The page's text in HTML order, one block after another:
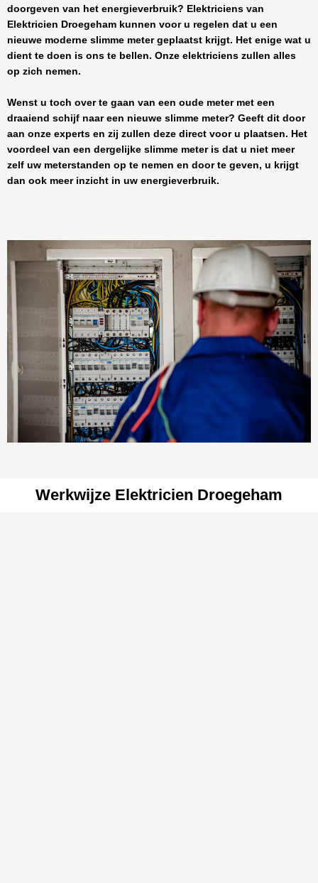
doorgeven van het energieverbruik? Elektriciens van
Elektricien Droegeham kunnen voor u regelen dat u een
nieuwe moderne slimme meter geplaatst krijgt. Het enige wat u
dient te doen is ons te bellen. Onze elektriciens zullen alles
op zich nemen.
Wenst u toch over te gaan van een oude meter met een
draaiend schijf naar een nieuwe slimme meter? Geeft dit door
aan onze experts en zij zullen deze direct voor u plaatsen. Het
voordeel van een dergelijke slimme meter is dat u niet meer
zelf uw meterstanden op te nemen en door te geven, u krijgt
dan ook meer inzicht in uw energieverbruik.
Werkwijze Elektricien Droegeham